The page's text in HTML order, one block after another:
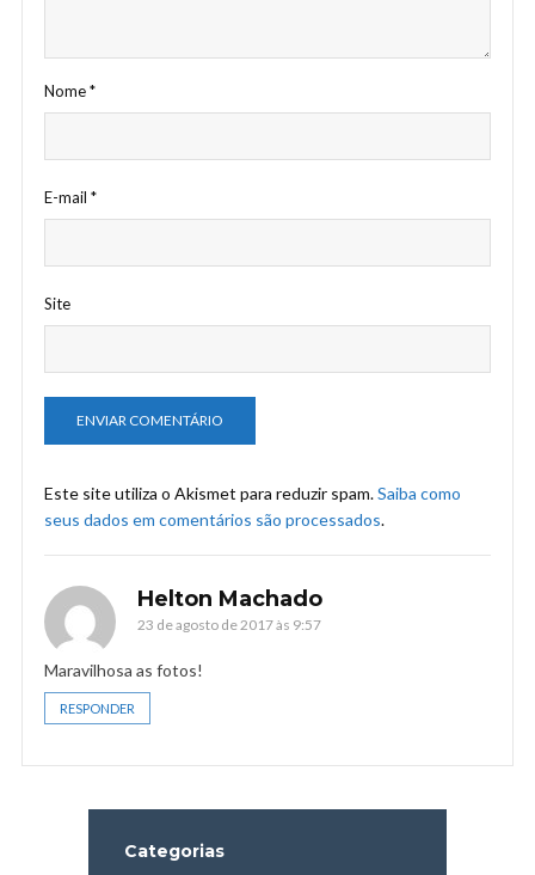
Nome*
E-mail *
Site
Este site utiliza o Akismet para reduzir spam.Saiba como
seus dados em comentários são processados.
Helton Machado
23 de agosto de 2017 às 9:57
Maravilhosa as fotos!
RESPONDER
Categorias